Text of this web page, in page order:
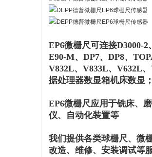
EP6微栅尺可连接D3000-2
E90-M、DP7、DP8、
V832L、V833L、V632L
据处理器数显箱机床数显
EP6微栅尺应用于铣床、
仪、自动化装置等
我们提供各类球栅尺、微
改造、维修、安装调试等